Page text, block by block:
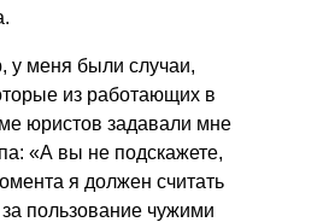
у меня были случаи,
из работающих в
юристов задавали мне
«А вы не подскажете,
я должен считать
пользование чужими